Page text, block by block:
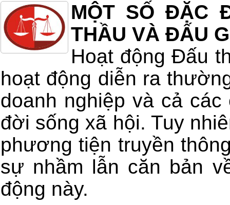
MỘT SỐ ĐẶC
THẦU VÀ ĐẤU
Hoạt động Đấu
hoạt động diễn ra
doanh nghiệp và cả
đời sống xã hội. Tuy
phương tiện truyền
sự nhầm lẫn căn bản
động này.